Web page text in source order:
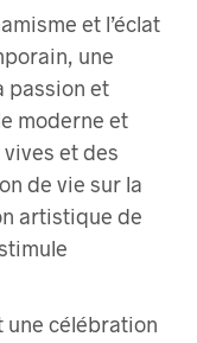
et l’éclat
une
passion et
moderne et
et des
de vie sur la
artistique de
une célébration